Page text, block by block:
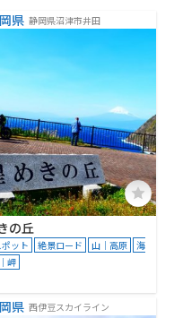
県 静岡県沼津市井田
の丘
ット 絶景ロード 山｜高原
海
岬
県 西伊豆スカイライン